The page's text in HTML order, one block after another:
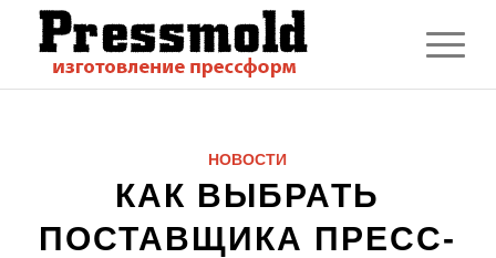
НОВОСТИ
КАК ВЫБРАТЬ
ПОСТАВЩИКА ПРЕСС-